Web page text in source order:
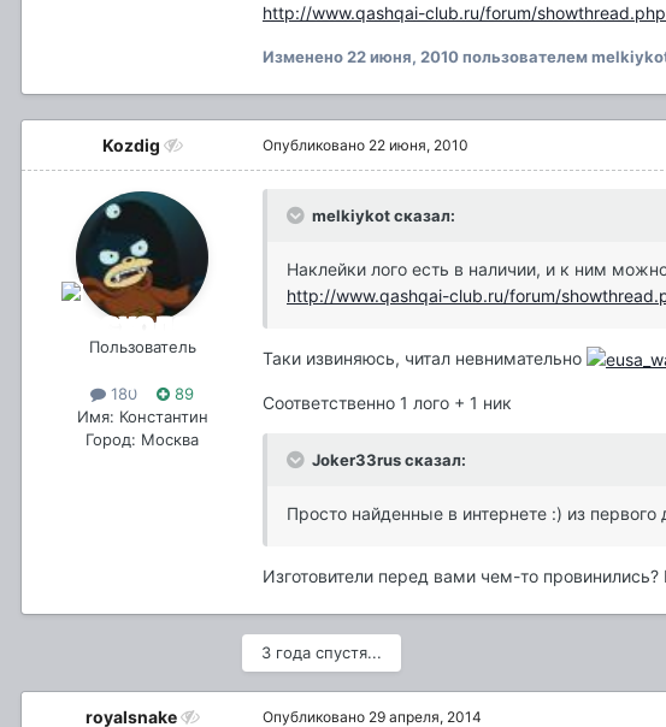
http://www.qashqai-club.ru/forum/
Изменено 22 июня, 2010пользователем
Kozdig
Пользователь
180
89
Имя: Константин
Город: Москва
Опубликовано 22 июня, 2010
melkiykot сказал:
Наклейки лого есть в наличии, и к ним
http://www.qashqai-club.ru/forum/
Таки извиняюсь, читал невнимательно
Соответственно 1 лого + 1 ник
Joker33rus сказал:
Просто найденные в интернете :) из первого
Изготовители перед вами чем-то
3 года спустя...
royalsnake Опубликовано 29 апреля, 2014